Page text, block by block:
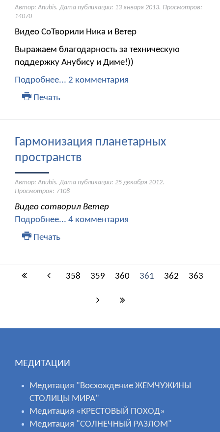
Автор: Anubis. Дата публикации: 13 января 2013. Просмотров:
14070
Видео СоТворили Ника и Ветер
Выражаем благодарность за техническую
поддержку Анубису и Диме!))
Подробнее... 2 комментария
Печать
Гармонизация планетарных
пространств
Автор: Anubis. Дата публикации: 25 декабря 2012.
Просмотров: 7108
Видео сотворил Ветер
Подробнее... 4 комментария
Печать
358 359 360 361 362 363
МЕДИТАЦИИ
Медитация "Восхождение ЖЕМЧУЖИНЫ
СТОЛИЦЫ МИРА"
Медитация «КРЕСТОВЫЙ ПОХОД»
Медитация "СОЛНЕЧНЫЙ РАЗЛОМ"